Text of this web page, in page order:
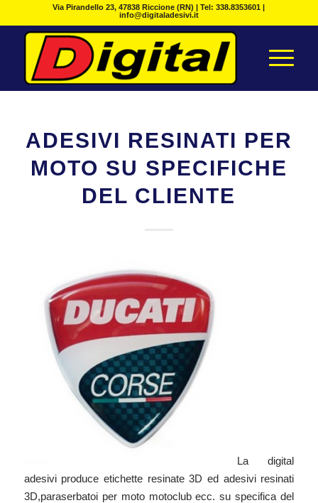
Via Pirandello 23, 47838 Riccione (RN) | Tel: 338.8353601 |
info@digitaladesivi.it
ADESIVI RESINATI PER
MOTO SU SPECIFICHE
DEL CLIENTE
La digital
adesivi produce etichette resinate 3D ed adesivi resinati
3D,paraserbatoi per moto motoclub ecc. su specifica del